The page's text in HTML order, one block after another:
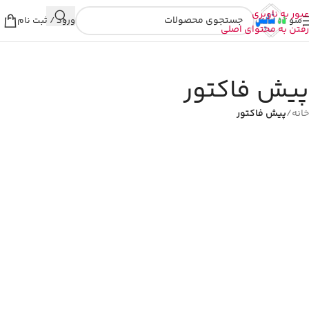
عبور به ناوبری
رفتن به محتوای اصلی
منو ورود / ثبت نام
پیش فاکتور
خانه/پیش فاکتور